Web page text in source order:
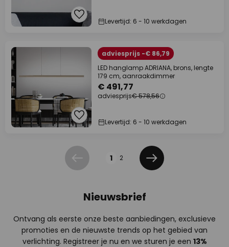
Levertijd: 6 - 10 werkdagen
adviesprijs -€ 86,79
LED hanglamp ADRIANA, brons, lengte
179 cm, aanraakdimmer
€ 491,77
adviesprijs€ 578,56
Levertijd: 6 - 10 werkdagen
Vorige 1 2
Volgende
Nieuwsbrief
Ontvang als eerste onze beste aanbiedingen, exclusieve
promoties en de nieuwste trends op het gebied van
verlichting. Registreer je nu en we sturen je een 13%